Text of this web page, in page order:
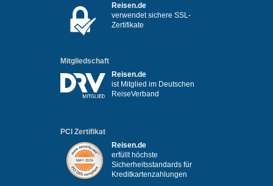
Reisen.de
verwendet sichere SSL-
Zertifikate
Mitgliedschaft
Reisen.de
ist Mitglied im Deutschen
ReiseVerband
PCI Zertifikat
Reisen.de
erfüllt höchste
Sicherheitsstandards für
Kreditkartenzahlungen